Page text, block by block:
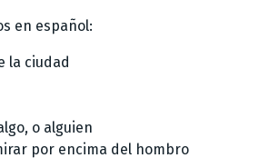
en español:
la ciudad
o alguien
por encima del hombro